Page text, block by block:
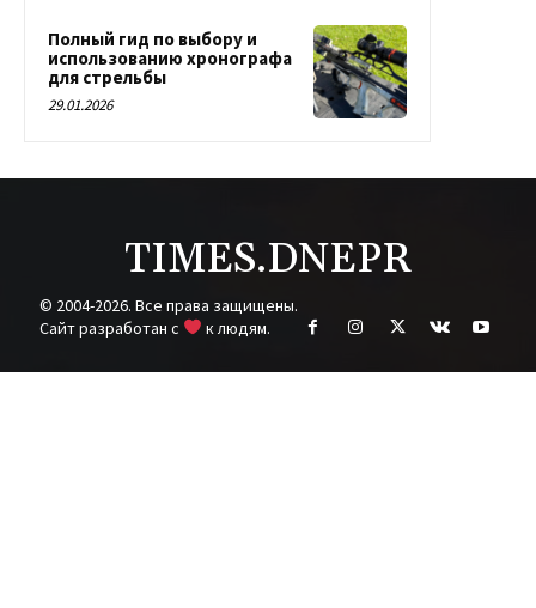
Полный гид по выбору и
использованию хронографа
для стрельбы
29.01.2026
TIMES.DNEPR
© 2004-2026. Все права защищены.
Cайт разработан с
к людям.